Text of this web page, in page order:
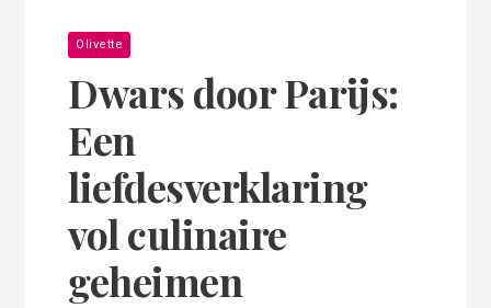
Olivette
Dwars door Parijs:
Een
liefdesverklaring
vol culinaire
geheimen